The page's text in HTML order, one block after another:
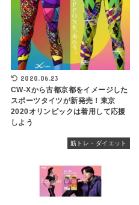
2020.06.23
CW-Xから古都京都をイメージした
スポーツタイツが新発売！東京
2020オリンピックは着用して応援
しよう
筋トレ・ダイエット